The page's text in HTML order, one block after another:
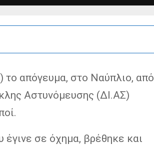
απόγευμα, στο Ναύπλιο, από
Αστυνόμευσης (ΔΙ.ΑΣ)
σε όχημα, βρέθηκε και